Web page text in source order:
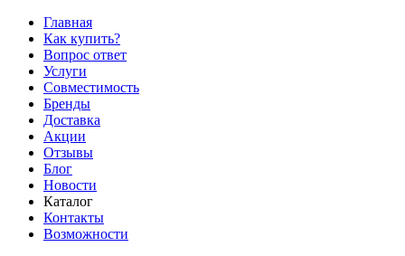
Главная
Как купить?
Вопрос ответ
Услуги
Совместимость
Бренды
Доставка
Акции
Отзывы
Блог
Новости
Каталог
Контакты
Возможности